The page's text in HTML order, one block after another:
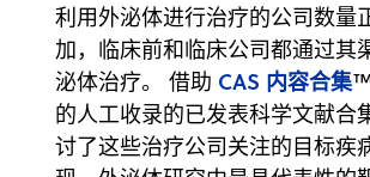
利用外泌体进行治疗的公司数量
加，临床前和临床公司都通过其
泌体治疗。 借助 CAS 内容合集
的人工收录的已发表科学文献合
讨了这些治疗公司关注的目标疾